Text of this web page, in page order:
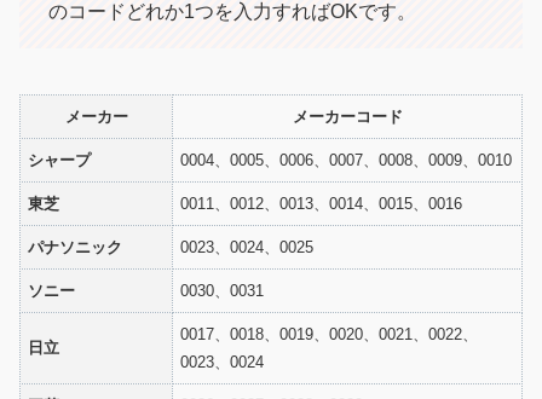
のコードどれか1つを入力すればOKです。
メーカー メーカーコード
シャープ 0004、0005、0006、0007、0008、0009、0010
東芝 0011、0012、0013、0014、0015、0016
パナソニック 0023、0024、0025
ソニー 0030、0031
日立
0017、0018、0019、0020、0021、0022、
0023、0024